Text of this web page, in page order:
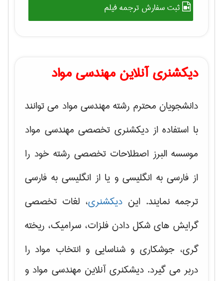
ثبت سفارش ترجمه فیلم
دیکشنری آنلاین مهندسی مواد
دانشجویان محترم رشته مهندسی مواد می توانند
با استفاده از دیکشنری تخصصی مهندسی مواد
موسسه البرز اصطلاحات تخصصی رشته خود را
از فارسی به انگلیسی و یا از انگلیسی به فارسی
ترجمه نمایند. این دیکشنری، لغات تخصصی
گرایش های شکل دادن فلزات، سرامیک، ریخته
گری، جوشکاری و شناسایی و انتخاب مواد را
دربر می گیرد. دیشکنری آنلاین مهندسی مواد و